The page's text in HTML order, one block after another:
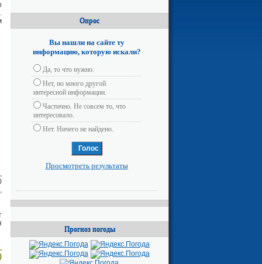
Опрос
Вы нашли на сайте ту
информацию, которую искали?
Да, то что нужно.
Нет, но много другой
интересной информации.
Частично. Не совсем то, что
интересовало.
Нет. Ничего не найдено.
Просмотреть результаты
Прогноз погоды